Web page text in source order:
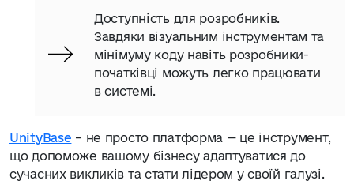
Доступність для розробників.
Завдяки візуальним інструментам та
мінімуму коду навіть розробники-
початківці можуть легко працювати
в системі.
UnityBase – не просто платформа — це інструмент,
що допоможе вашому бізнесу адаптуватися до
сучасних викликів та стати лідером у своїй галузі.